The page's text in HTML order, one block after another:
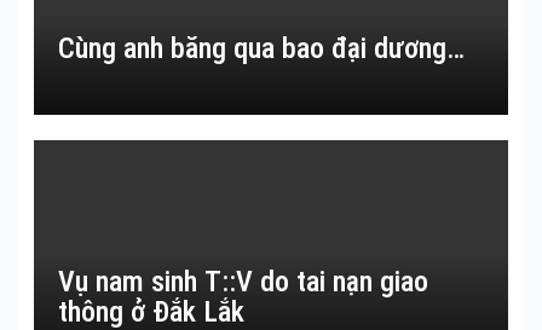
Cùng anh băng qua bao đại dương…
Vụ nam sinh T::V do tai nạn giao
thông ở Đắk Lắk